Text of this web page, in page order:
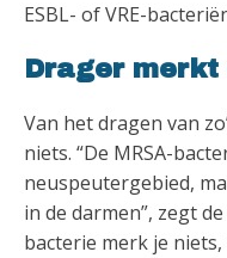
ESBL- of VRE-
Drager
Van het dragen van
niets. “De MRSA-
neuspeutergebied,
in de darmen”, zegt
bacterie merk je